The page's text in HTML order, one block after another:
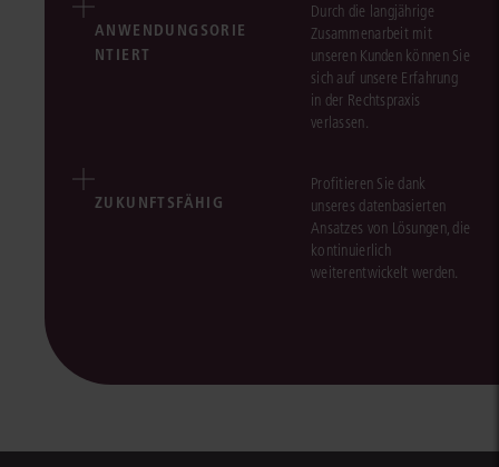
ANWENDUNGSORIE
NTIERT
Durch die langjährige
Zusammenarbeit mit
unseren Kunden können Sie
sich auf unsere Erfahrung
in der Rechtspraxis
verlassen.
ZUKUNFTSFÄHIG
Profitieren Sie dank
unseres datenbasierten
Ansatzes von Lösungen, die
kontinuierlich
weiterentwickelt werden.